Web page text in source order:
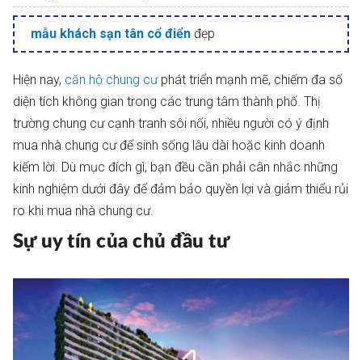
mẫu khách sạn tân cổ điển đẹp
Hiện nay, căn hộ chung cưphát triển mạnh mẽ, chiếm đa số
diện tích không gian trong các trung tâm thành phố. Thị
trường chung cư cạnh tranh sôi nổi, nhiều người có ý định
mua nhà chung cư để sinh sống lâu dài hoặc kinh doanh
kiếm lời. Dù mục đích gì, bạn đều cần phải cân nhắc những
kinh nghiệm dưới đây để đảm bảo quyền lợi và giảm thiểu rủi
ro khi mua nhà chung cư.
Sự uy tín của chủ đầu tư